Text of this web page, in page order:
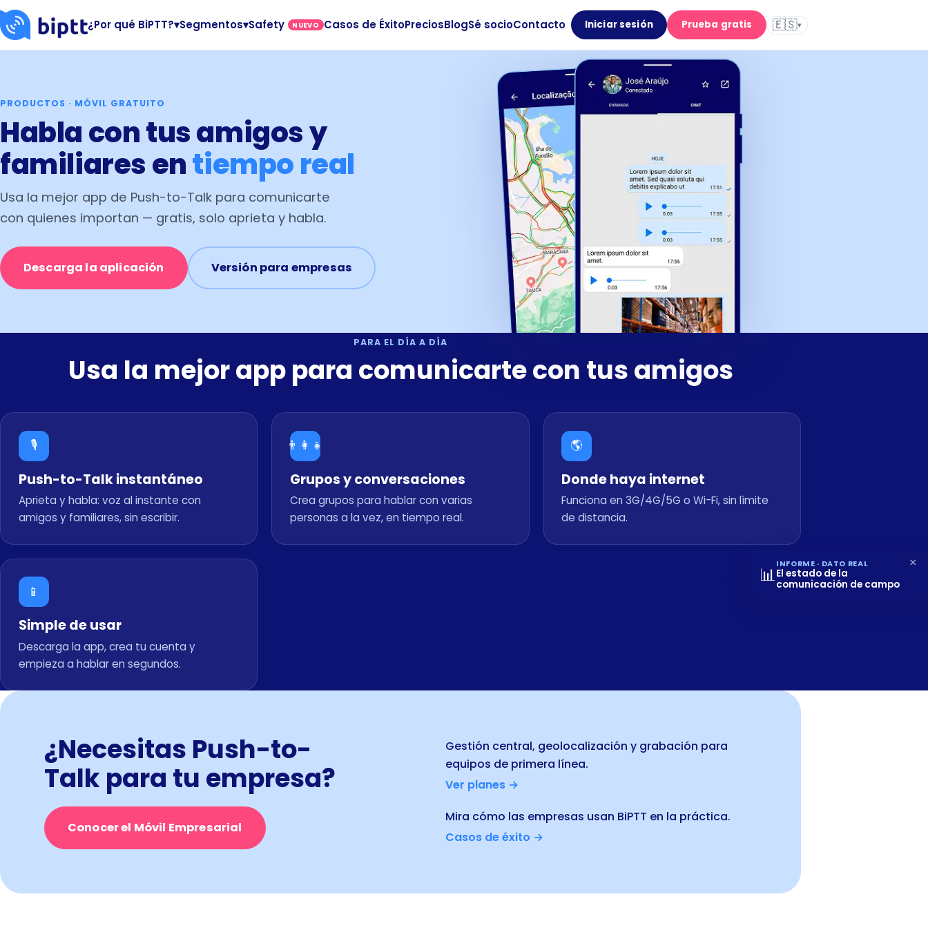
¿Por qué BiPTT?▾Segmentos▾Safety NUEVO Casos de ÉxitoPreciosBlogSé socioContacto Iniciar sesión Prueba gratis 🇪🇸▾
PRODUCTOS · MÓVIL GRATUITO
Habla con tus amigos y
familiares entiempo real
Usa la mejor app de Push-to-Talk para comunicarte
con quienes importan — gratis, solo aprieta y habla.
Descarga la aplicación Versión para empresas
PARA EL DÍA A DÍA
Usa la mejor app para comunicarte con tus amigos
🎙️
Push-to-Talk instantáneo
Aprieta y habla: voz al instante con
amigos y familiares, sin escribir.
👨‍👩‍👧
Grupos y conversaciones
Crea grupos para hablar con varias
personas a la vez, en tiempo real.
🌎
Donde haya internet
Funciona en 3G/4G/5G o Wi-Fi, sin límite
de distancia.
📱
Simple de usar
Descarga la app, crea tu cuenta y
empieza a hablar en segundos.
¿Necesitas Push-to-
Talk para tu empresa?
Conocer el Móvil Empresarial
Gestión central, geolocalización y grabación para
equipos de primera línea.
Ver planes →
Mira cómo las empresas usan BiPTT en la práctica.
Casos de éxito →
📊 INFORME · DATO REAL
El estado de la
comunicación de campo
×